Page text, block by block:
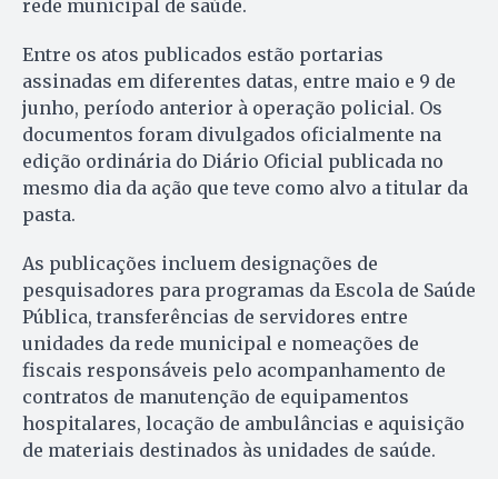
rede municipal de saúde.
Entre os atos publicados estão portarias
assinadas em diferentes datas, entre maio e 9 de
junho, período anterior à operação policial. Os
documentos foram divulgados oficialmente na
edição ordinária do Diário Oficial publicada no
mesmo dia da ação que teve como alvo a titular da
pasta.
As publicações incluem designações de
pesquisadores para programas da Escola de Saúde
Pública, transferências de servidores entre
unidades da rede municipal e nomeações de
fiscais responsáveis pelo acompanhamento de
contratos de manutenção de equipamentos
hospitalares, locação de ambulâncias e aquisição
de materiais destinados às unidades de saúde.